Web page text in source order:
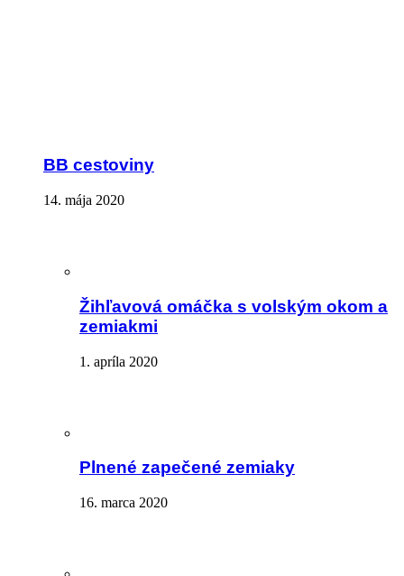
BB cestoviny
14. mája 2020
Žihľavová omáčka s volským okom a
zemiakmi
1. apríla 2020
Plnené zapečené zemiaky
16. marca 2020